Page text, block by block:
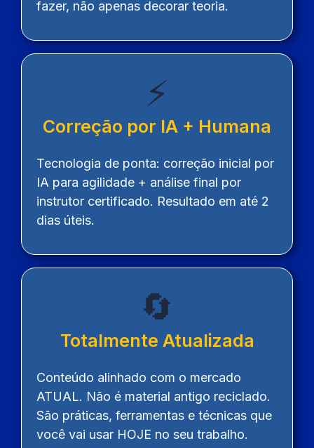
fazer, não apenas decorar teoria.
⚡
Correção por IA + Humana
Tecnologia de ponta: correção inicial por
IA para agilidade + análise final por
instrutor certificado. Resultado em até 2
dias úteis.
🔄
Totalmente Atualizada
Conteúdo alinhado com o mercado
ATUAL. Não é material antigo reciclado.
São práticas, ferramentas e técnicas que
você vai usar HOJE no seu trabalho.